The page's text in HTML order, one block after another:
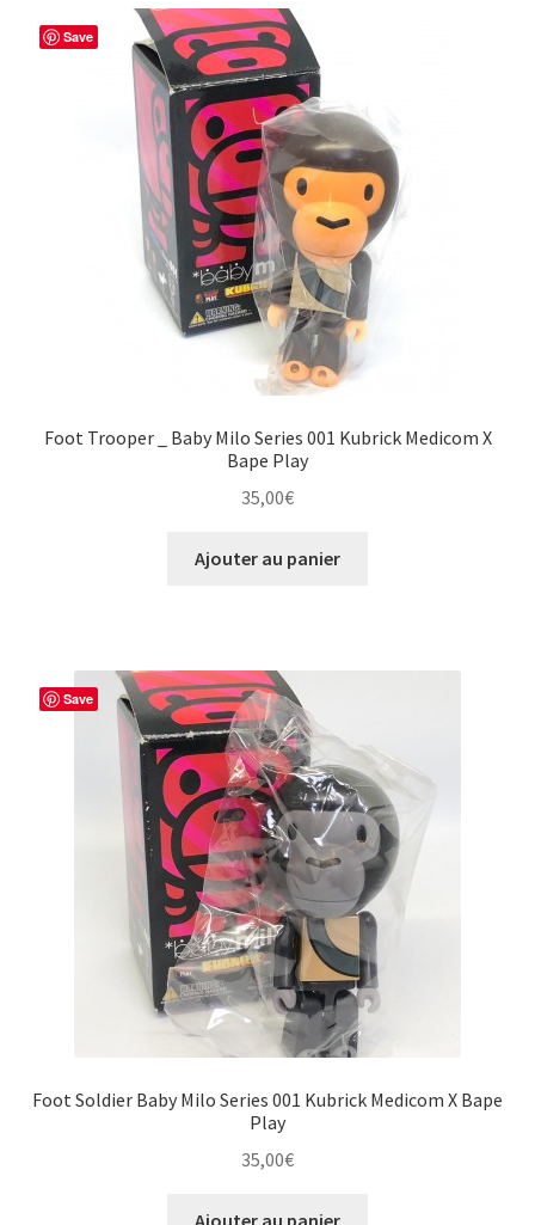
Save
Foot Trooper _ Baby Milo Series 001 Kubrick Medicom X
Bape Play
35,00€
Ajouter au panier
Save
Foot Soldier Baby Milo Series 001 Kubrick Medicom X Bape
Play
35,00€
Ajouter au panier